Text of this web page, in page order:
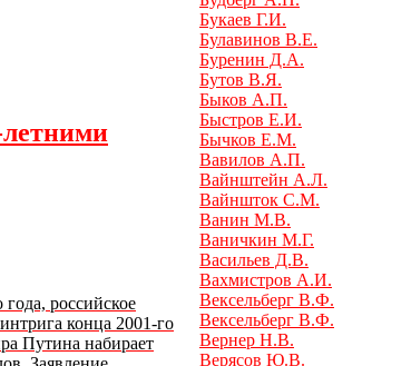
летними
российское
конца 2001-го
Путина набирает
Букаев Г.И.
Булавинов В.Е.
Буренин Д.А.
Бутов В.Я.
Быков А.П.
Быстров Е.И.
Бычков Е.М.
Вавилов А.П.
Вайнштейн А.Л.
Вайншток С.М.
Ванин М.В.
Ваничкин М.Г.
Васильев Д.В.
Вахмистров А.И.
Вексельберг В.Ф.
Вексельберг В.Ф.
Вернер Н.В.
Верясов Ю.В.